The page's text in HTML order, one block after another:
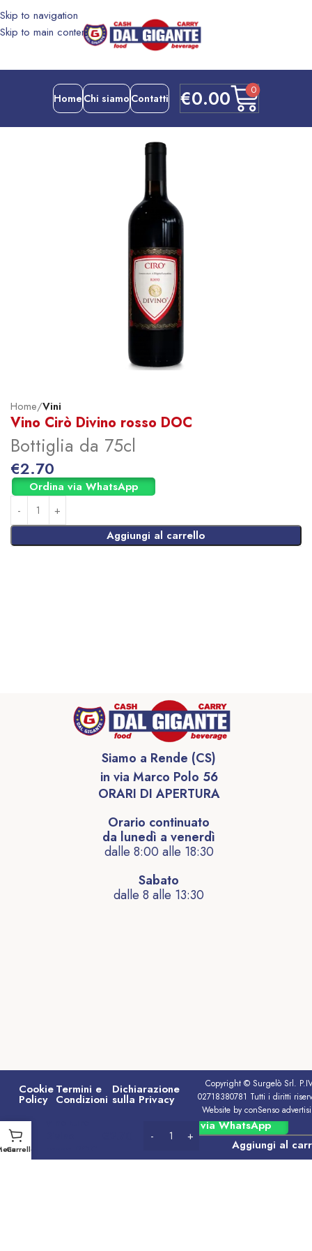
Skip to navigation
Skip to main content
€0.00 0
Home Chi siamo Contatti
Home Vini
Vino Cirò Divino rosso DOC
Bottiglia da 75cl
€2.70
Aggiungi al carrello
Ordina via WhatsApp
Siamo a Rende (CS)
in via Marco Polo 56
ORARI DI APERTURA
Orario continuato
da lunedì a venerdì
dalle 8:00 alle 18:30
Sabato
dalle 8 alle 13:30
Cookie
Policy
Termini e
Condizioni
Dichiarazione
sulla Privacy
Copyright © Surgelò Srl.
02718380781 Tutti i diritti
Website by conSenso
Aggiungi al
Ordina via WhatsApp
Carrello